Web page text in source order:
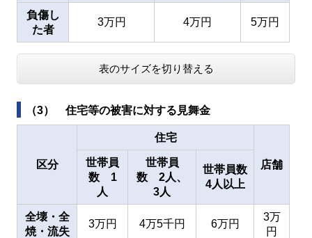
負傷し
た者
3万円 4万円 5万円
表のサイズを切り替える
（3） 住宅等の被害に対する見舞金
区分
住宅
店舗
世帯員
数 1
人
世帯員
数 2人、
3人
世帯員数
4人以上
全壊・全
焼・流失
3万円 4万5千円 6万円
3万
円